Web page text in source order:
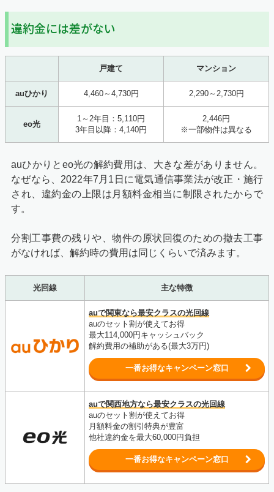
違約金には差がない
戸建て マンション
auひかり 4,460～4,730円 2,290～2,730円
eo光
1～2年目：5,110円
3年目以降：4,140円
2,446円
※一部物件は異なる
auひかりとeo光の解約費用は、大きな差がありません。
なぜなら、2022年7月1日に電気通信事業法が改正・施行
され、違約金の上限は月額料金相当に制限されたからで
す。
分割工事費の残りや、物件の原状回復のための撤去工事
がなければ、解約時の費用は同じくらいで済みます。
光回線 主な特徴
auで関東なら最安クラスの光回線
auのセット割が使えてお得
最大114,000円 キャッシュバック
解約費用の補助がある(最大3万円)
一番お得なキャンペーン窓口
auで関西地方なら最安クラスの光回線
auのセット割が使えてお得
月額料金の割引特典が豊富
他社違約金を最大60,000円負担
一番お得なキャンペーン窓口